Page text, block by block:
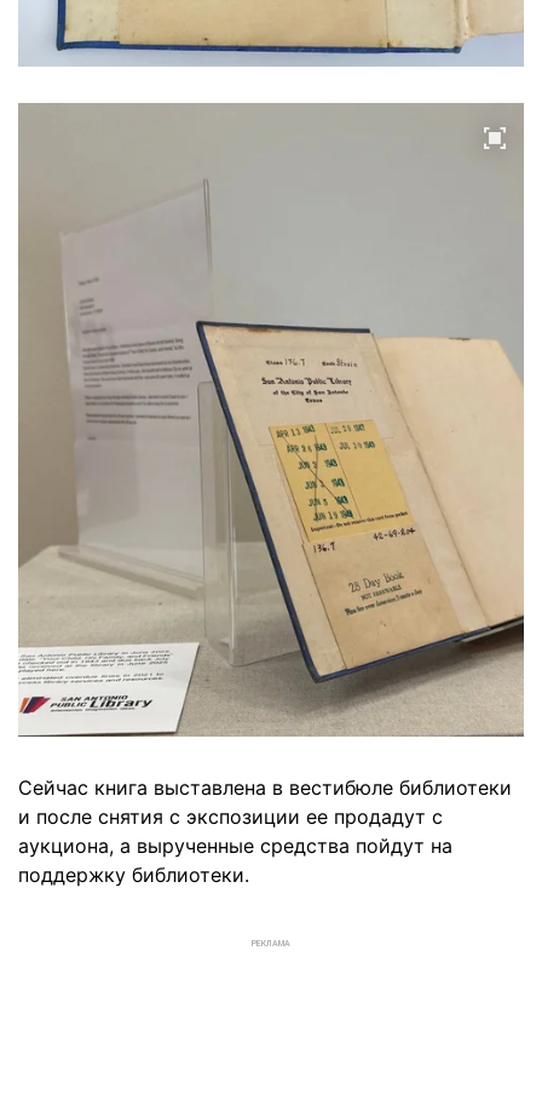
Сейчас книга выставлена в вестибюле библиотеки
и после снятия с экспозиции ее продадут с
аукциона, а вырученные средства пойдут на
поддержку библиотеки.
РЕКЛАМА